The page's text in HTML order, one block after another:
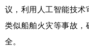
议，利用人工智能技
类似船舶火灾等事故
全。